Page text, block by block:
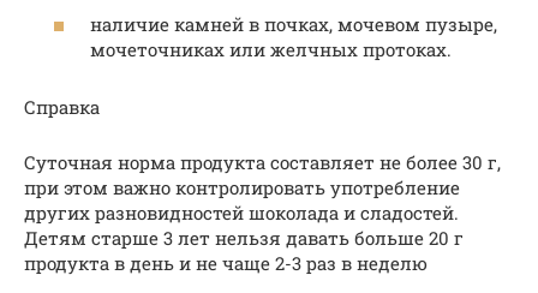
наличие камней в почках, мочевом пузыре,
мочеточниках или желчных протоках.
Справка
Суточная норма продукта составляет не более 30 г,
при этом важно контролировать употребление
других разновидностей шоколада и сладостей.
Детям старше 3 лет нельзя давать больше 20 г
продукта в день и не чаще 2-3 раз в неделю